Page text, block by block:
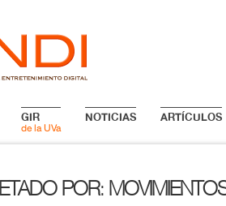
GIR
de la UVa
NOTICIAS ARTÍCULOS
POR: